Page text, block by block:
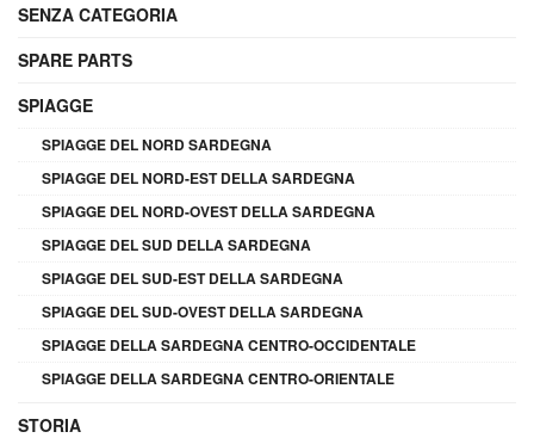
SENZA CATEGORIA
SPARE PARTS
SPIAGGE
SPIAGGE DEL NORD SARDEGNA
SPIAGGE DEL NORD-EST DELLA SARDEGNA
SPIAGGE DEL NORD-OVEST DELLA SARDEGNA
SPIAGGE DEL SUD DELLA SARDEGNA
SPIAGGE DEL SUD-EST DELLA SARDEGNA
SPIAGGE DEL SUD-OVEST DELLA SARDEGNA
SPIAGGE DELLA SARDEGNA CENTRO-OCCIDENTALE
SPIAGGE DELLA SARDEGNA CENTRO-ORIENTALE
STORIA